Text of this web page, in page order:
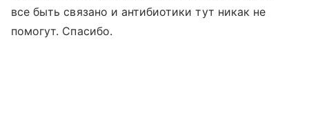
все быть связано и антибиотики тут никак не
помогут. Спасибо.